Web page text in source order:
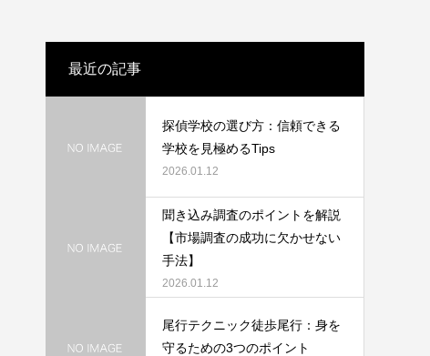
最近の記事
探偵学校の選び方：信頼できる
学校を見極めるTips
2026.01.12
聞き込み調査のポイントを解説
【市場調査の成功に欠かせない
手法】
2026.01.12
尾行テクニック徒歩尾行：身を
守るための3つのポイント